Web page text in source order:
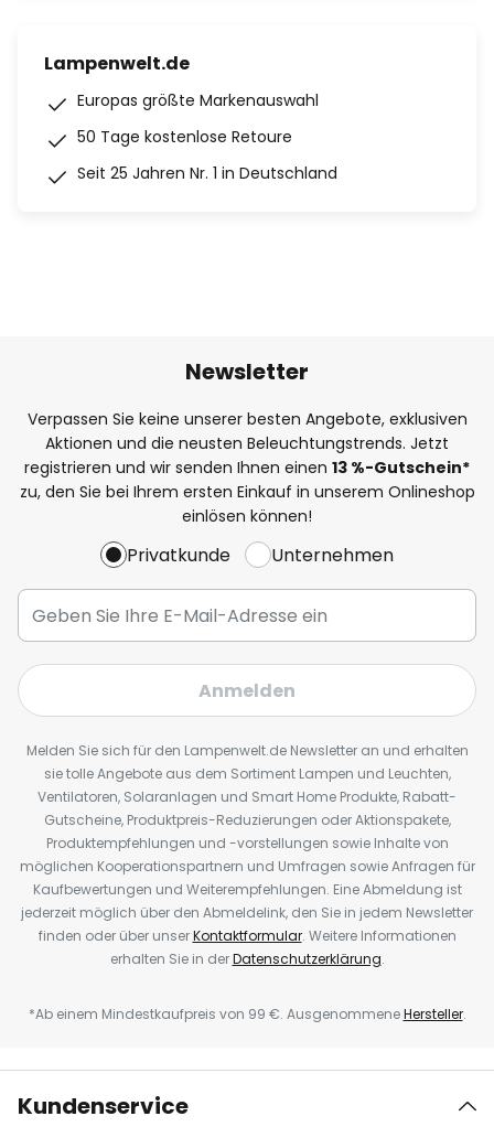
Lampenwelt.de
Europas größte Markenauswahl
50 Tage kostenlose Retoure
Seit 25 Jahren Nr. 1 in Deutschland
Newsletter
Verpassen Sie keine unserer besten Angebote, exklusiven
Aktionen und die neusten Beleuchtungstrends. Jetzt
registrieren und wir senden Ihnen einen 13 %-Gutschein*
zu, den Sie bei Ihrem ersten Einkauf in unserem Onlineshop
einlösen können!
Privatkunde Unternehmen
Anmelden
Melden Sie sich für den Lampenwelt.de Newsletter an und erhalten
sie tolle Angebote aus dem Sortiment Lampen und Leuchten,
Ventilatoren, Solaranlagen und Smart Home Produkte, Rabatt-
Gutscheine, Produktpreis-Reduzierungen oder Aktionspakete,
Produktempfehlungen und -vorstellungen sowie Inhalte von
möglichen Kooperationspartnern und Umfragen sowie Anfragen für
Kaufbewertungen und Weiterempfehlungen. Eine Abmeldung ist
jederzeit möglich über den Abmeldelink, den Sie in jedem Newsletter
finden oder über unserKontaktformular. Weitere Informationen
erhalten Sie in derDatenschutzerklärung.
*Ab einem Mindestkaufpreis von 99 €. AusgenommeneHersteller.
Kundenservice